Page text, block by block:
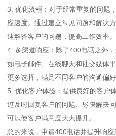
3. 优化流程：对于经常重复的问题
应速度。通过建立常见问题和解决
速解答客户的问题，提高工作效率。
4. 多渠道响应：除了400电话之外
如电子邮件、在线聊天和社交媒体
更多选择，满足不同客户的沟通偏好
5. 优化客户体验：提供良好的客户
过及时回复客户的问题、尽快解决
可以使客户满意度大大提升。
总的来说，申请400电话并提升响